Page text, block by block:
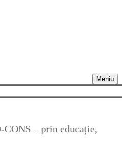
Meniu
– prin educație,